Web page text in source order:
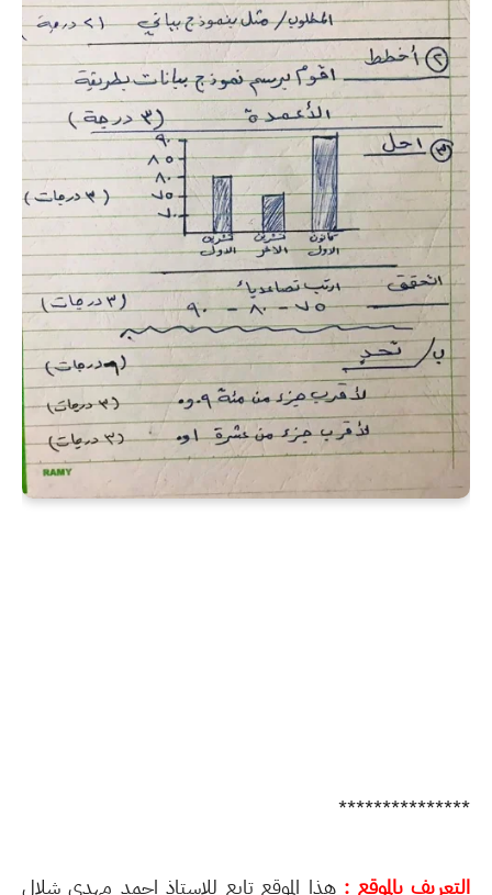
***************
التعريف بالموقع : هذا الموقع تابع للاستاذ احمد مهدي شلال